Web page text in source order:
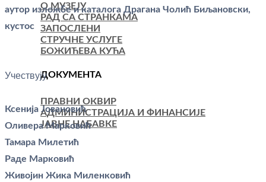
О МУЗЕЈУ
РАД СА СТРАНКАМА
ЗАПОСЛЕНИ
СТРУЧНЕ УСЛУГЕ
БОЖИЋЕВА КУЋА
ДОКУМЕНТА
ПРАВНИ ОКВИР
АДМИНИСТРАЦИЈА И ФИНАНСИЈЕ
ЈАВНЕ НАБАВКЕ
аутор изложбе и каталога Драгана Чолић Биљановски,
кустос
Учествују
Ксенија Јовановић
Оливера Марковић
Тамара Милетић
Раде Марковић
Живојин Жика Миленковић